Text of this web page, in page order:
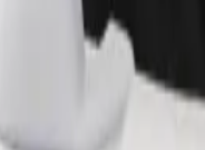
№ 2, вул.